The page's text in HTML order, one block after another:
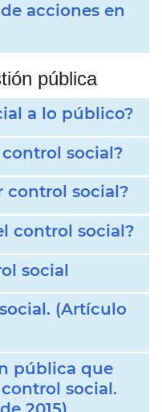
acciones en
pública
a lo público?
social?
control social?
control social?
social
(Artículo
pública que
social.